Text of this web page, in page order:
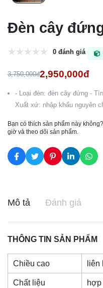
Đèn cây
0 đánh giá
3,750,000đ2,950,000đ
- Loại đèn: đèn cây đứng -
Xuất xứ: nhập khẩu nguyên
Bạn có thích sản phẩm này
giờ và theo dõi sản phẩm.
Mô tả Đánh giá
THÔNG TIN SẢN PHẨM
Chiều cao liên
Chất liệu hợp